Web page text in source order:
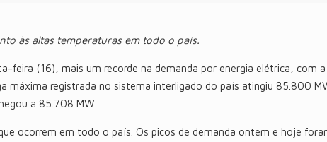
às altas temperaturas em todo o país.
feira (16), mais um recorde na demanda por energia elétrica,
registrada no sistema interligado do país atingiu 85.800
a 85.708 MW.
ocorrem em todo o país. Os picos de demanda ontem e hoje